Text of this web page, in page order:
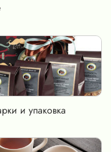
и упаковка